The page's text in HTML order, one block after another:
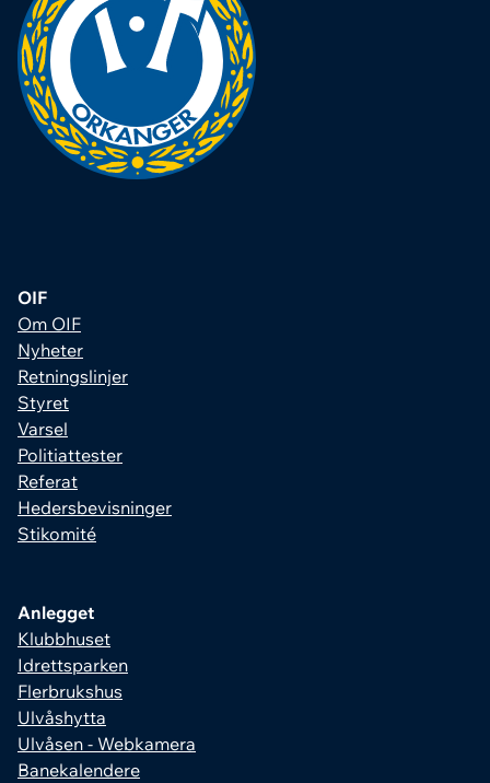
OIF
Om OIF
Nyheter
Retningslinjer
Styret
Varsel
Politiattester
Referat
Hedersbevisninger
Stikomité
Anlegget
Klubbhuset
Idrettsparken
Flerbrukshus
Ulvåshytta
Ulvåsen - Webkamera
Banekalendere